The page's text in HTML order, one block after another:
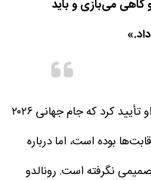
می‌بازی و باید
، او تأیید کرد که جام جهانی ۲۰۲۶
بوده است، اما درباره
نگرفته است. رونالدو